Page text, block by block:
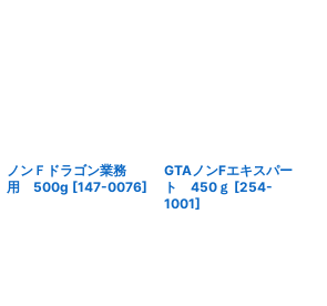
ノンＦドラゴン業務
用 500g [147-0076]
GTAノンFエキスパー
ト 450ｇ [254-
1001]